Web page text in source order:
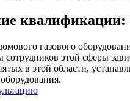
квалификации:
газового
сотрудников этой сферы
в этой области,